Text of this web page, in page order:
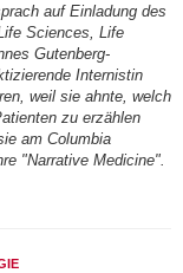
auf Einladung des
Sciences, Life
Gutenberg-
Internistin
weil sie ahnte, welch
zu erzählen
am Columbia
"Narrative Medicine".